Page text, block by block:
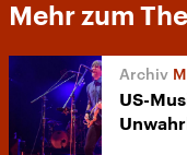
Mehr zum
US-